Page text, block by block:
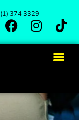
374 3329